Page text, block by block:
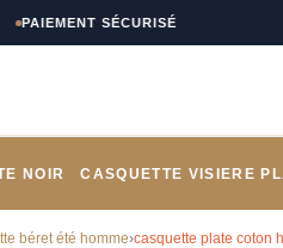
SÉCURISÉ
NOIR CASQUETTE VISIERE
béret été homme›casquette plate coton